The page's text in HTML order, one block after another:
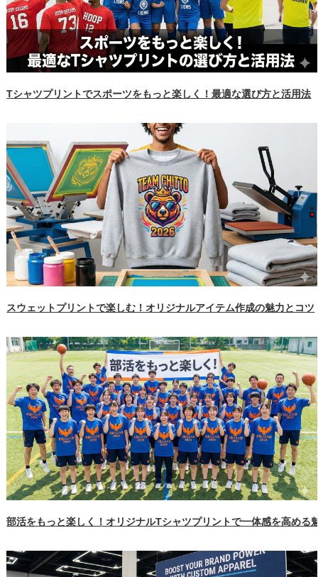
Tシャツプリントでスポーツをもっと楽しく！最適な選び方と活用法
スウェットプリントで楽しむ！オリジナルアイテム作成の魅力とコツ
部活をもっと楽しく！オリジナルTシャツプリントで一体感を高める